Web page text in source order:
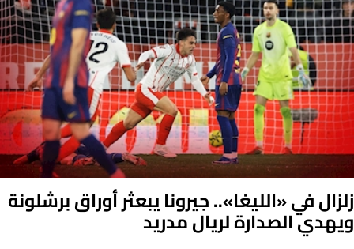
زلزال في «الليغا».. جيرونا يبعثر أوراق برشلونة
ويهدي الصدارة لريال مدريد